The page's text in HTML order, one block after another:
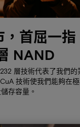
，首屈一
NAND
層技術代表了我們的
技術使我們能夠在
存容量。